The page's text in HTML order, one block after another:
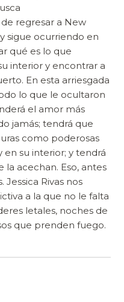
regresar a New
sigue ocurriendo en
qué es lo que
interior y encontrar a
En esta arriesgada
lo que le ocultaron
el amor más
jamás; tendrá que
como poderosas
su interior; y tendrá
la acechan. Eso, antes
Rivas nos
a la que no le falta
letales, noches de
que prenden fuego.